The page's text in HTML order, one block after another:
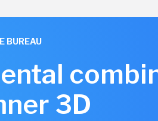
BUREAU
3D